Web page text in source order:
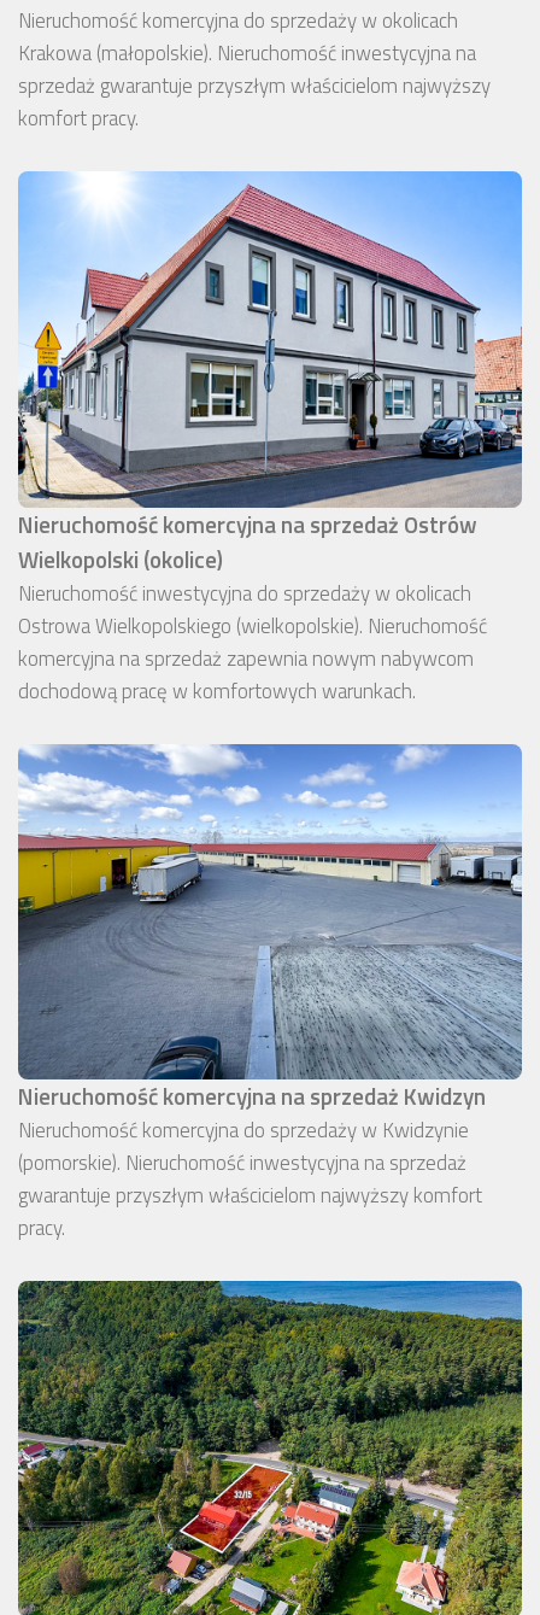
Nieruchomość komercyjna do sprzedaży w okolicach
Krakowa (małopolskie). Nieruchomość inwestycyjna na
sprzedaż gwarantuje przyszłym właścicielom najwyższy
komfort pracy.
Nieruchomość komercyjna na sprzedaż Ostrów
Wielkopolski (okolice)
Nieruchomość inwestycyjna do sprzedaży w okolicach
Ostrowa Wielkopolskiego (wielkopolskie). Nieruchomość
komercyjna na sprzedaż zapewnia nowym nabywcom
dochodową pracę w komfortowych warunkach.
Nieruchomość komercyjna na sprzedaż Kwidzyn
Nieruchomość komercyjna do sprzedaży w Kwidzynie
(pomorskie). Nieruchomość inwestycyjna na sprzedaż
gwarantuje przyszłym właścicielom najwyższy komfort
pracy.